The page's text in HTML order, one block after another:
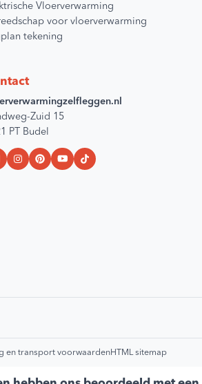
Vloerverwarming
voor vloerverwarming
tekening
Zuid 15
PT Budel
en transport voorwaardenHTML sitemap